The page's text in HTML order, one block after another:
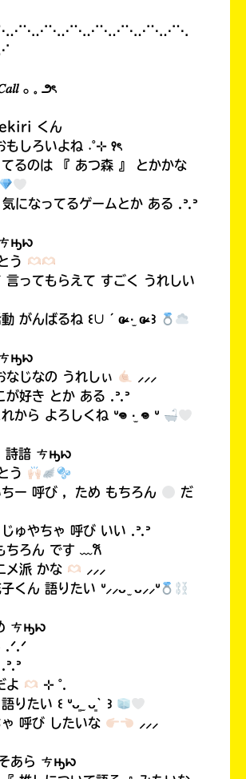
𓂂 𓈒 ౨ৎ
くん
しろいよね ˖˚⊹ ꣑ৎ‎
るのは 『 あつ森 』 とかかな
になってるゲームとか ある .ᐣ.ᐣ
ㄘԣꩢ
う
言ってもらえて すごく うれしい
がんばるね ꒰∪´ɞ̴̶̷ ·̫ ɞ̴̶̷ ꒱
ㄘԣꩢ
なじなの うれしぃ
⸝⸝⸝
が好き とか ある .ᐣ.ᐣ
から よろしくね ᐡ𖦹 ·̫ 𖦹 ᐡ
詩諳 ㄘԣꩢ
う
ー 呼び ，ため もちろん
だ
ゅやちゃ 呼び いい .ᐣ.ᐣ
ちろん です ﹏𐙚
メ派 かな
⸝⸝⸝
くん 語りたい ᐡ⸝⸝ᴗ ̫ ᴗ⸝⸝ᐡ
ㄘԣꩢ
.ᐟ.ᐟ
よ
⊹ ˚.
りたい ꒰ ᐡᴗ͈ ̫ ᴗ͈` ꒱
呼び したいな
⸝⸝⸝
そあら ㄘԣꩢ